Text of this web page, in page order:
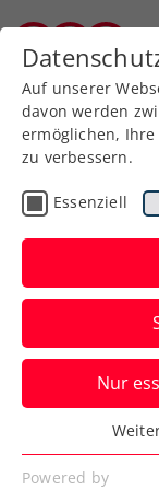
News filtern
Auf unserer
davon werden
ermöglichen,
zu verbessern.
Essenziell
Nur
Essenziell
Essenzielle
Powered by